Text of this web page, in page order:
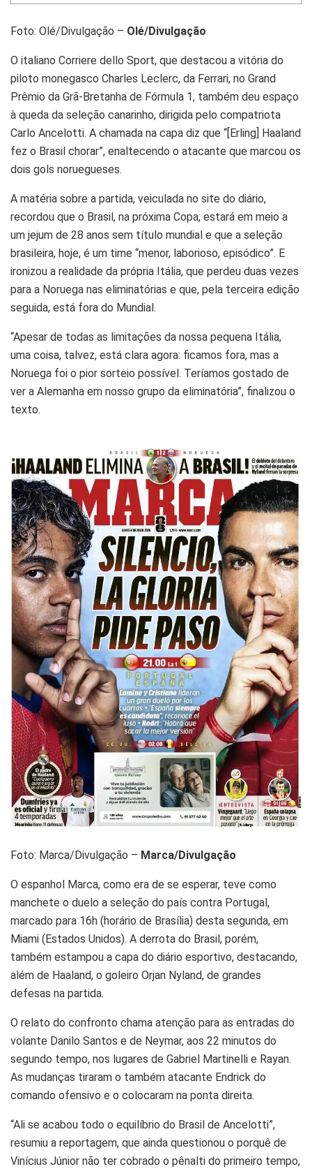
Foto: Olé/Divulgação – Olé/Divulgação
O italiano Corriere dello Sport, que destacou a vitória do
piloto monegasco Charles Leclerc, da Ferrari, no Grand
Prêmio da Grã-Bretanha de Fórmula 1, também deu espaço
à queda da seleção canarinho, dirigida pelo compatriota
Carlo Ancelotti. A chamada na capa diz que “[Erling] Haaland
fez o Brasil chorar”, enaltecendo o atacante que marcou os
dois gols noruegueses.
A matéria sobre a partida, veiculada no site do diário,
recordou que o Brasil, na próxima Copa, estará em meio a
um jejum de 28 anos sem título mundial e que a seleção
brasileira, hoje, é um time “menor, laborioso, episódico”. E
ironizou a realidade da própria Itália, que perdeu duas vezes
para a Noruega nas eliminatórias e que, pela terceira edição
seguida, está fora do Mundial.
“Apesar de todas as limitações da nossa pequena Itália,
uma coisa, talvez, está clara agora: ficamos fora, mas a
Noruega foi o pior sorteio possível. Teríamos gostado de
ver a Alemanha em nosso grupo da eliminatória”, finalizou o
texto.
Foto: Marca/Divulgação – Marca/Divulgação
O espanhol Marca, como era de se esperar, teve como
manchete o duelo a seleção do país contra Portugal,
marcado para 16h (horário de Brasília) desta segunda, em
Miami (Estados Unidos). A derrota do Brasil, porém,
também estampou a capa do diário esportivo, destacando,
além de Haaland, o goleiro Orjan Nyland, de grandes
defesas na partida.
O relato do confronto chama atenção para as entradas do
volante Danilo Santos e de Neymar, aos 22 minutos do
segundo tempo, nos lugares de Gabriel Martinelli e Rayan.
As mudanças tiraram o também atacante Endrick do
comando ofensivo e o colocaram na ponta direita.
“Ali se acabou todo o equilíbrio do Brasil de Ancelotti”,
resumiu a reportagem, que ainda questionou o porquê de
Vinícius Júnior não ter cobrado o pênalti do primeiro tempo,